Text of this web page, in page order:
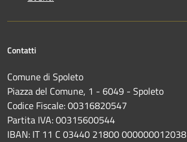
Contatti
Comune di Spoleto
Piazza del Comune, 1 - 6049 - Spoleto
Codice Fiscale: 00316820547
Partita IVA: 00315600544
IBAN: IT 11 C 03440 21800 000000012038